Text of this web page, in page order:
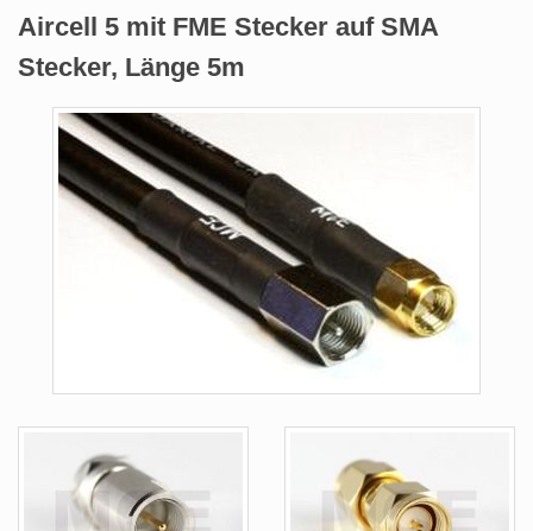
Aircell 5 mit FME Stecker auf SMA
Stecker, Länge 5m